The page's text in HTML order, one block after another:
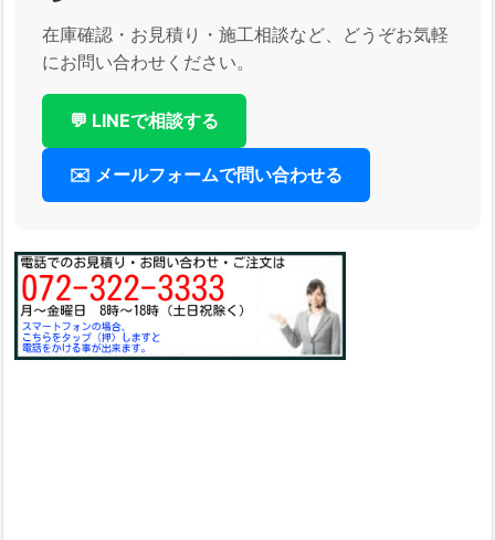
在庫確認・お見積り・施工相談など、どうぞお気軽
にお問い合わせください。
💬 LINEで相談する
✉️ メールフォームで問い合わせる